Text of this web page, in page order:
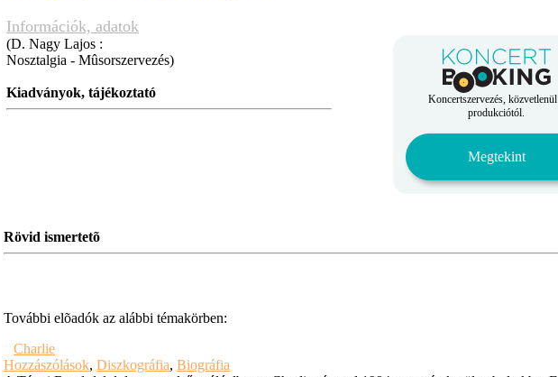
Információk, adatok
(D. Nagy Lajos :
Nosztalgia - Mûsorszervezés)
Kiadványok, tájékoztató
Koncertszervezés,
produkciótól.
Megtekint
Rövid ismertetõ
További elõadók az alábbi témakörben:
Charlie
Hozzászólások, Diszkográfia, Biográfia